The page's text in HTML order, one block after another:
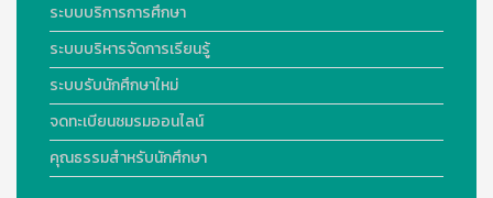
ระบบบริการการศึกษา
ระบบบริหารจัดการเรียนรู้
ระบบรับนักศึกษาใหม่
จดทะเบียนชมรมออนไลน์
คุณธรรมสำหรับนักศึกษา